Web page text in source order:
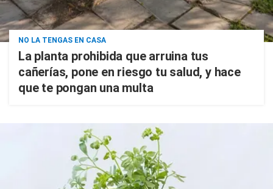
NO LA TENGAS EN CASA
La planta prohibida que arruina tus
cañerías, pone en riesgo tu salud, y hace
que te pongan una multa